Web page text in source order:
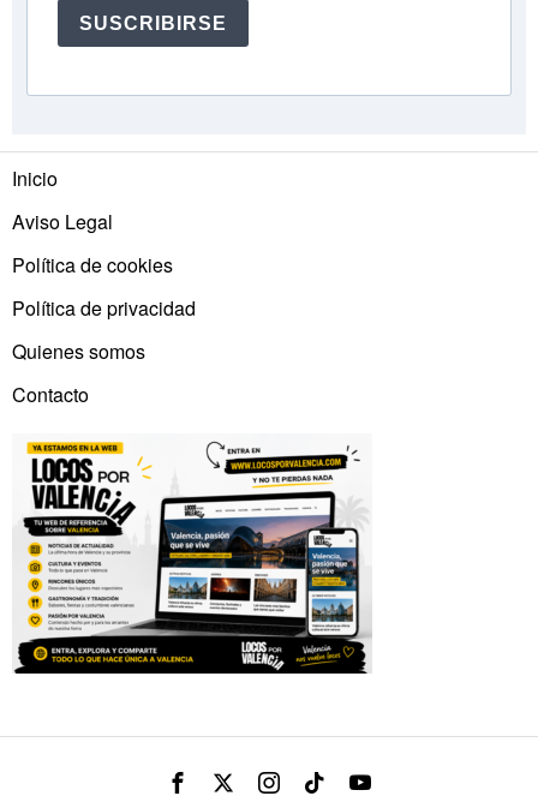
SUSCRIBIRSE
Inicio
Aviso Legal
Política de cookies
Política de privacidad
Quienes somos
Contacto